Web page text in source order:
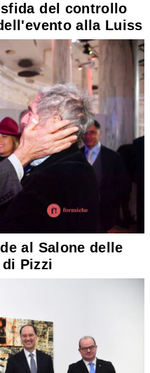
del controllo
alla Luiss
al Salone delle
Pizzi